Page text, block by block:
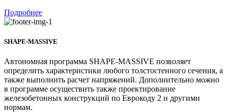
Подробнее
SHAPE-MASSIVE
Автономная программа SHAPE-MASSIVE позволяет
определить характеристики любого толстостенного сечения, а
также выполнить расчет напряжений. Дополнительно можно
в программе осуществить также проектирование
железобетонных конструкций по Еврокоду 2 и другими
нормам.